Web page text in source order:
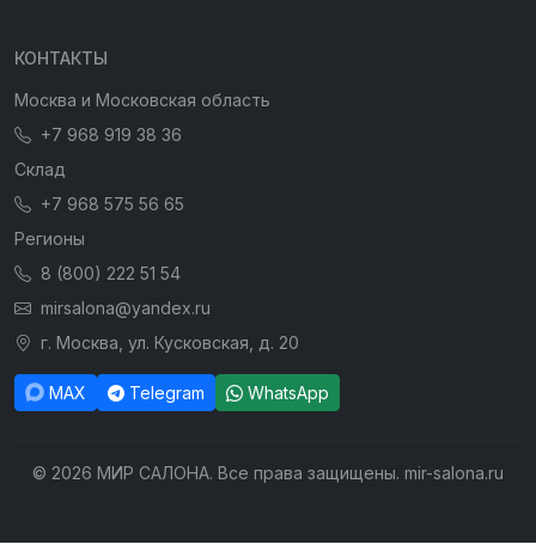
КОНТАКТЫ
Москва и Московская область
+7 968 919 38 36
Склад
+7 968 575 56 65
Регионы
8 (800) 222 51 54
mirsalona@yandex.ru
г. Москва, ул. Кусковская, д. 20
MAX Telegram WhatsApp
© 2026 МИР САЛОНА. Все права защищены. mir-salona.ru